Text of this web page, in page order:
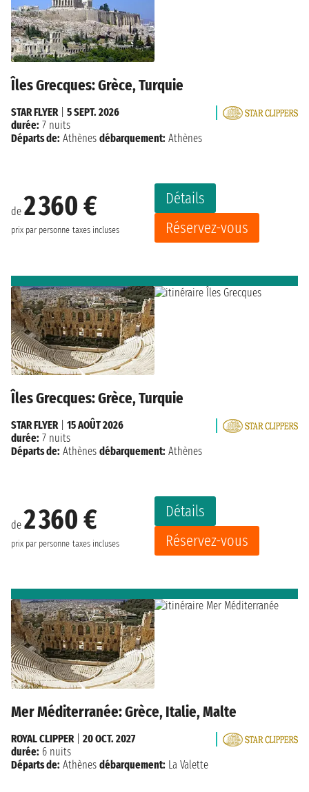
Îles Grecques: Grèce, Turquie
de 2 360 €
prix par personne taxes incluses
Détails
Réservez-vous
STAR FLYER| 5 SEPT. 2026
durée: 7 nuits
Départs de: Athènes débarquement: Athènes
Îles Grecques: Grèce, Turquie
de 2 360 €
prix par personne taxes incluses
Détails
Réservez-vous
STAR FLYER| 15 AOÛT 2026
durée: 7 nuits
Départs de: Athènes débarquement: Athènes
Mer Méditerranée: Grèce, Italie, Malte
ROYAL CLIPPER| 20 OCT. 2027
durée: 6 nuits
Départs de: Athènes débarquement: La Valette